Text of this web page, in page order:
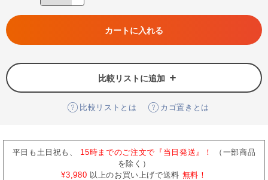
カートに入れる
比較リストに追加
比較リストとは カゴ置きとは
平日も土日祝も、 15時までのご注文で『当日発送』！
（一部商品
を除く）
¥3,980 以上のお買い上げで送料 無料！